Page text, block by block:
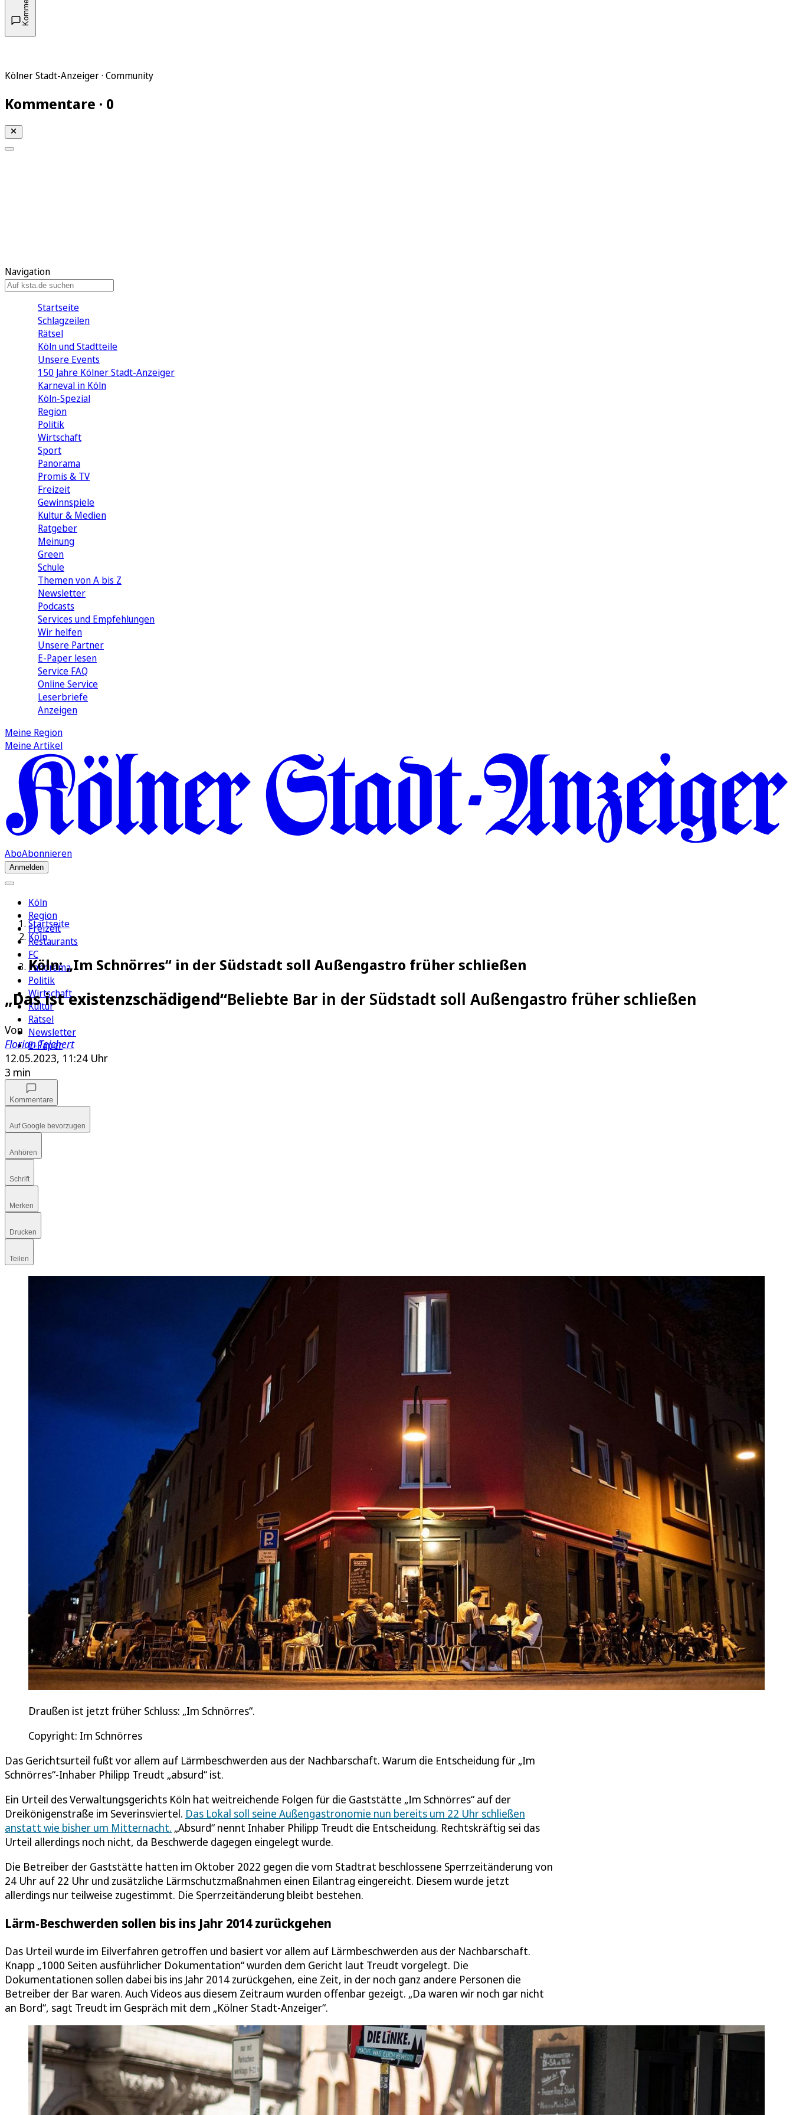
Kölner Stadt-Anzeiger · Community
Kommentare · 0
Navigation
Startseite
Schlagzeilen
Rätsel
Köln und Stadtteile
Unsere Events
150 Jahre Kölner Stadt-Anzeiger
Karneval in Köln
Köln-Spezial
Region
Politik
Wirtschaft
Sport
Panorama
Promis & TV
Freizeit
Gewinnspiele
Kultur & Medien
Ratgeber
Meinung
Green
Schule
Themen von A bis Z
Newsletter
Podcasts
Services und Empfehlungen
Wir helfen
Unsere Partner
E-Paper lesen
Service FAQ
Online Service
Leserbriefe
Anzeigen
Meine Region
Meine Artikel
AboAbonnieren
Anmelden
Köln
Region
Freizeit
Restaurants
FC
Panorama
Politik
Wirtschaft
Kultur
Rätsel
Newsletter
E-Paper
Startseite
Köln
Köln: „Im Schnörres“ in der Südstadt soll Außengastro früher schließen
„Das ist existenzschädigend“Beliebte Bar in der Südstadt soll Außengastro früher schließen
Von
Florian Teichert
12.05.2023, 11:24 Uhr
3 min
Kommentare
Auf Google bevorzugen
Anhören
Schrift
Merken
Drucken
Teilen
Draußen ist jetzt früher Schluss: „Im Schnörres“.
Copyright: Im Schnörres
Das Gerichtsurteil fußt vor allem auf Lärmbeschwerden aus der Nachbarschaft. Warum die Entscheidung für „Im
Schnörres“-Inhaber Philipp Treudt „absurd“ ist.
Ein Urteil des Verwaltungsgerichts Köln hat weitreichende Folgen für die Gaststätte „Im Schnörres“ auf der
Dreikönigenstraße im Severinsviertel. Das Lokal soll seine Außengastronomie nun bereits um 22 Uhr schließen
anstatt wie bisher um Mitternacht. „Absurd“ nennt Inhaber Philipp Treudt die Entscheidung. Rechtskräftig sei das
Urteil allerdings noch nicht, da Beschwerde dagegen eingelegt wurde.
Die Betreiber der Gaststätte hatten im Oktober 2022 gegen die vom Stadtrat beschlossene Sperrzeitänderung von
24 Uhr auf 22 Uhr und zusätzliche Lärmschutzmaßnahmen einen Eilantrag eingereicht. Diesem wurde jetzt
allerdings nur teilweise zugestimmt. Die Sperrzeitänderung bleibt bestehen.
Lärm-Beschwerden sollen bis ins Jahr 2014 zurückgehen
Das Urteil wurde im Eilverfahren getroffen und basiert vor allem auf Lärmbeschwerden aus der Nachbarschaft.
Knapp „1000 Seiten ausführlicher Dokumentation“ wurden dem Gericht laut Treudt vorgelegt. Die
Dokumentationen sollen dabei bis ins Jahr 2014 zurückgehen, eine Zeit, in der noch ganz andere Personen die
Betreiber der Bar waren. Auch Videos aus diesem Zeitraum wurden offenbar gezeigt. „Da waren wir noch gar nicht
an Bord“, sagt Treudt im Gespräch mit dem „Kölner Stadt-Anzeiger“.